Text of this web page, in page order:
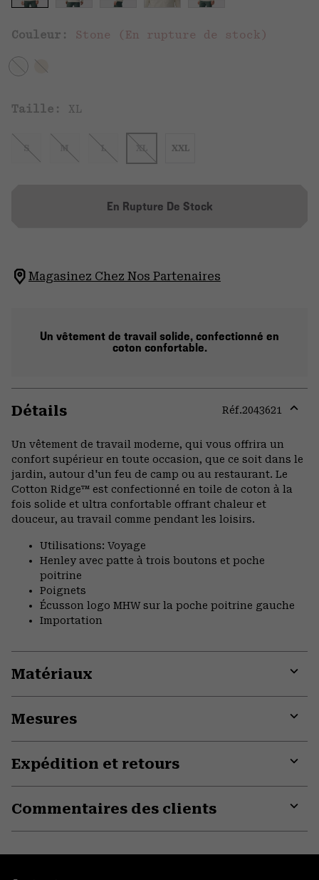
Couleur: Stone (En rupture de stock)
Taille: XL
S M L XL XXL
En Rupture De Stock
Magasinez Chez Nos Partenaires
Un vêtement de travail solide, confectionné en
coton confortable.
Détails Réf.2043621
Un vêtement de travail moderne, qui vous offrira un
confort supérieur en toute occasion, que ce soit dans le
jardin, autour d'un feu de camp ou au restaurant. Le
Cotton Ridge™ est confectionné en toile de coton à la
fois solide et ultra confortable offrant chaleur et
douceur, au travail comme pendant les loisirs.
Utilisations: Voyage
Henley avec patte à trois boutons et poche
poitrine
Poignets
Écusson logo MHW sur la poche poitrine gauche
Importation
Matériaux
Mesures
Expédition et retours
Commentaires des clients